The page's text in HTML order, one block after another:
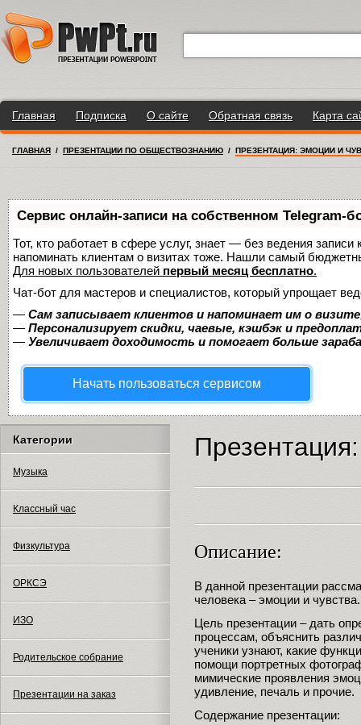
Главная Подписка О сайте Обратная связь Карта
ГЛАВНАЯ / ПРЕЗЕНТАЦИИ ПО ОБЩЕСТВОЗНАНИЮ / ПРЕЗЕНТАЦИЯ: ЭМОЦИИ И
Сервис онлайн-записи на собственном Telegram-
Тот, кто работает в сфере услуг, знает — без ведения
напоминать клиентам о визитах тоже. Нашли самый
Для новых пользователей первый месяц бесплатно.
Чат-бот для мастеров и специалистов, который упрощает
— Сам записывает клиентов и напоминает им о
— Персонализирует скидки, чаевые, кэшбэк и
— Увеличивает доходимость и помогает больше
Начать пользоваться сервисом
Категории
Музыка
Классный час
Физкультура
ОРКСЭ
ИЗО
Родительское собрание
Презентации на заказ
Описание:
В данной презентации
человека – эмоции и чувства.
Цель презентации – дать
процессам, объяснить
ученики узнают, какие
помощи портретных
мимические проявления
удивление, печаль и прочие.
Содержание презентации: